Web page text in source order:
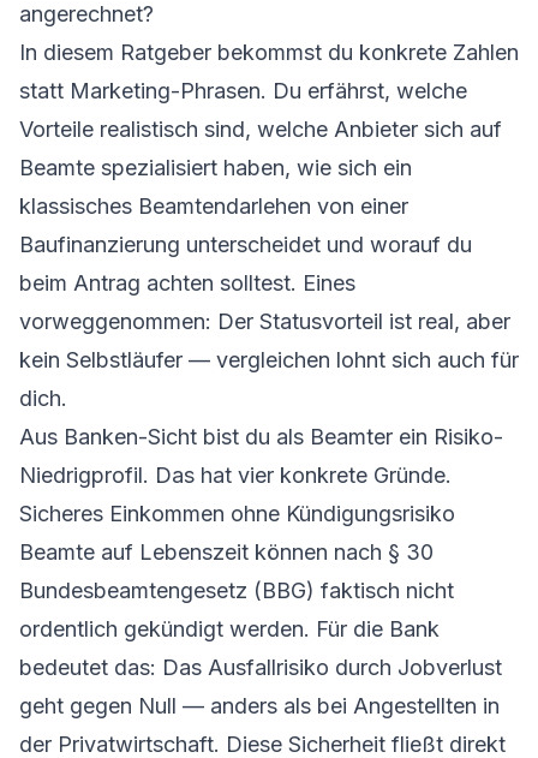
angerechnet?
In diesem Ratgeber bekommst du konkrete Zahlen
statt Marketing-Phrasen. Du erfährst, welche
Vorteile realistisch sind, welche Anbieter sich auf
Beamte spezialisiert haben, wie sich ein
klassisches Beamtendarlehen von einer
Baufinanzierung unterscheidet und worauf du
beim Antrag achten solltest. Eines
vorweggenommen: Der Statusvorteil ist real, aber
kein Selbstläufer — vergleichen lohnt sich auch für
dich.
Aus Banken-Sicht bist du als Beamter ein Risiko-
Niedrigprofil. Das hat vier konkrete Gründe.
Sicheres Einkommen ohne Kündigungsrisiko
Beamte auf Lebenszeit können nach § 30
Bundesbeamtengesetz (BBG) faktisch nicht
ordentlich gekündigt werden. Für die Bank
bedeutet das: Das Ausfallrisiko durch Jobverlust
geht gegen Null — anders als bei Angestellten in
der Privatwirtschaft. Diese Sicherheit fließt direkt